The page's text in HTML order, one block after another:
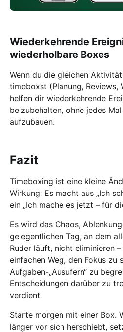
Wiederkehrende
wiederholbare Boxes
Wenn du die gleichen
timeboxst (Planung, Reviews,
helfen dir wiederkehrende
beizubehalten, ohne jedes
aufzubauen.
Fazit
Timeboxing ist eine kleine
Wirkung: Es macht aus „Ich
ein „Ich mache es jetzt – für
Es wird das Chaos,
gelegentlichen Tag, an dem
Ruder läuft, nicht eliminieren
einfachen Weg, den Fokus zu
Aufgaben-„Ausufern“ zu
Entscheidungen darüber zu
verdient.
Starte morgen mit einer Box.
länger vor sich herschiebt,